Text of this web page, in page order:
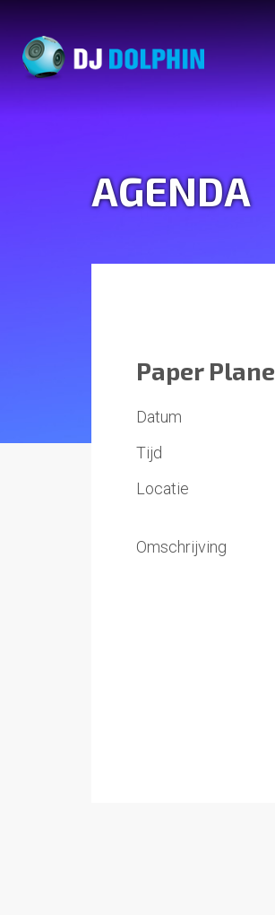
AGENDA
Paper Plane
Datum
Tijd
Locatie
Omschrijving